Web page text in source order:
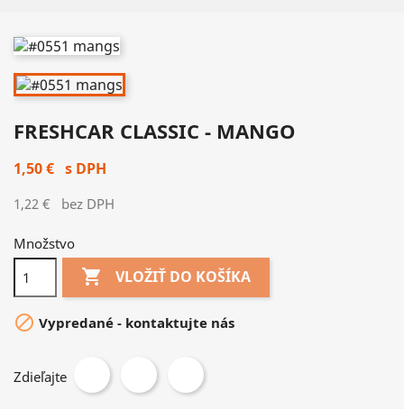
FRESHCAR CLASSIC - MANGO
1,50 € s DPH
1,22 € bez DPH
Množstvo
 VLOŽIŤ DO KOŠÍKA
 Vypredané - kontaktujte nás
Zdieľajte